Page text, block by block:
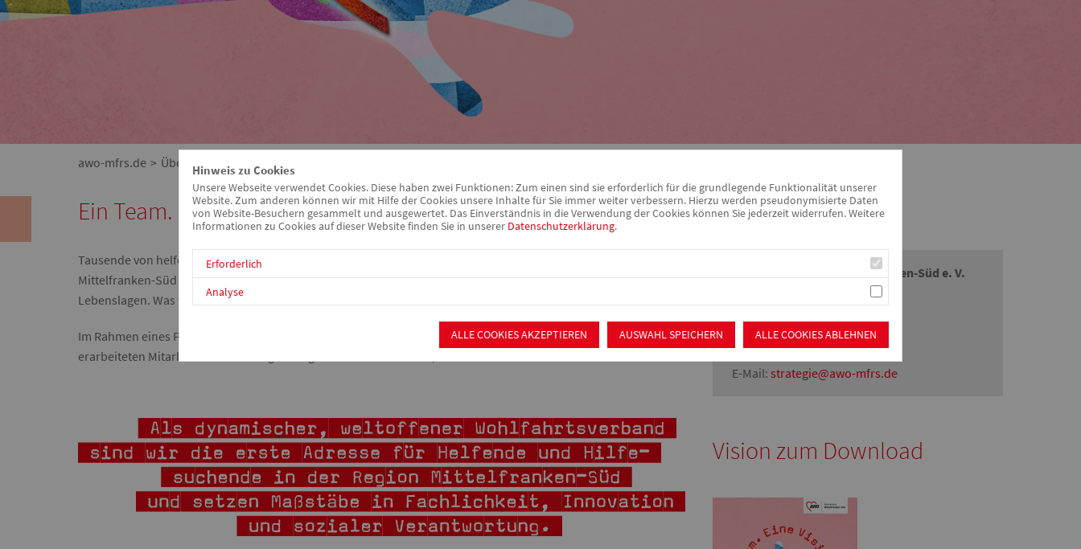
awo-mfrs.de Über uns/Die AWO Vision
Ein Team. Eine Vision. Wie es dazu kam.
Tausende von helfenden Händen ­engagieren sich Tag für Tag unter dem Dach unseres AWO Kreisverbandes ­
Mittelfranken-Süd haupt- und ehren­amtlich für Kinder, ­Senior*innen sowie Menschen in besonderen
Lebenslagen. Was treibt sie in ihrem Engagement an? Was möchten sie mit ihrem Einsatz ­erreichen?
Im Rahmen eines Projektes zur ­mittel- und langfristigen Strategieentwicklung für unseren Kreisverband
erarbeiteten ­Mitarbeitende und Mitglieder gemeinsam eine ­Vision, die nun Leitbild unseres ­Handelns ist.
Kontakt
AWO Kreisverband Mittelfranken-Süd e. V.
91126 Schwabach
Telefon: 09122 9341 0
E-Mail:strategie@awo-mfrs.de
Vision zum Download
Hinweis zu Cookies
Unsere Webseite verwendet Cookies. Diese haben zwei Funktionen: Zum einen sind sie erforderlich für die grundlegende Funktionalität unserer
Website. Zum anderen können wir mit Hilfe der Cookies unsere Inhalte für Sie immer weiter verbessern. Hierzu werden pseudonymisierte Daten
von Website-Besuchern gesammelt und ausgewertet. Das Einverständnis in die Verwendung der Cookies können Sie jederzeit widerrufen. Weitere
Informationen zu Cookies auf dieser Website finden Sie in unserer Datenschutzerklärung.
Erforderlich
Analyse
ALLE COOKIES ABLEHNEN
AUSWAHL SPEICHERN
ALLE COOKIES AKZEPTIEREN